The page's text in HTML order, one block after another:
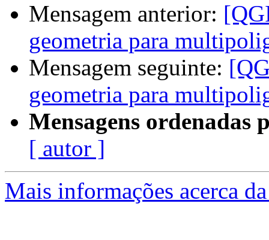
Mensagem anterior:
geometria para
Mensagem seguinte:
geometria para
Mensagens ordenadas
[ autor ]
Mais informações acerca